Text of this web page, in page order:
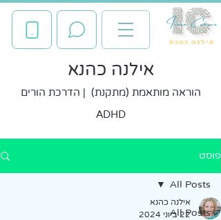
אילנה כהנא
הוראה מותאמת (מתקנת) | הדרכת הורים
ADHD
פוסט
All Posts
All Posts
אילנה כהנא
22 ביוני 2024